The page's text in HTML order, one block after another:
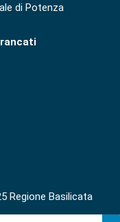
di Potenza
Regione Basilicata